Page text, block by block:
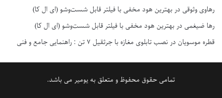
رهاوی وثوقی دربهترین هود مخفی با فیلتر قابل شست‌وشو (ای ال کا)
رها ضیغمی دربهترین هود مخفی با فیلتر قابل شست‌وشو (ای ال کا)
قطره موسویان درنصب تابلوی مغازه با جرثقیل ۷ تن : راهنمایی جامع و فنی
تمامی حقوق محفوظ و متعلق به یومیر می باشد.